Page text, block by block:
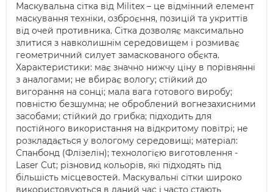
Маскувальна сітка від Militex – це відмінний елемент
маскування техніки, озброєння, позицій та укриттів
від очей противника. Сітка дозволяє максимально
злитися з навколишнім середовищем і розмиває
геометричний силует замаскованого обєкта.
Характеристики: має значно нижчу ціну в порівнянні
з аналогами; не вбирає вологу; стійкий до
вигорання на сонці; мала вага готового виробу;
повністю безшумна; не оброблений вогнезахисними
засобами; стійкий до грибка; підходить для
постійного використання на відкритому повітрі; не
розкладається у вологому середовищі; матеріал:
Спанбонд (Флізелін); технологією виготовлення -
Laser Cut; різновид кольорів, які підходять під
більшість місцевостей. Маскувальні сітки широко